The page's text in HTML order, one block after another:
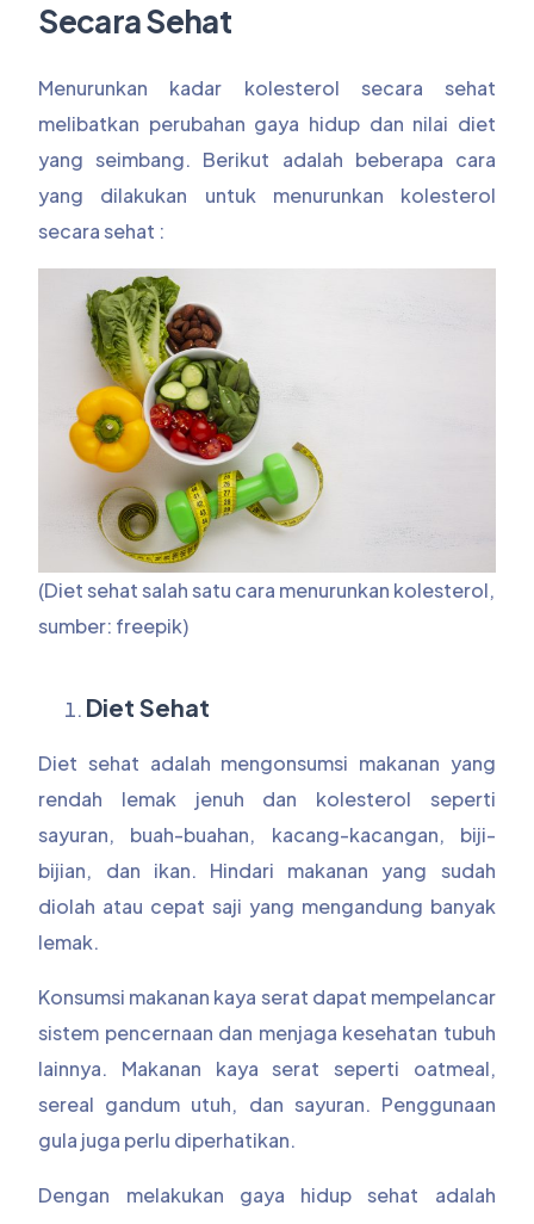
Secara Sehat
Menurunkan kadar kolesterol secara sehat
melibatkan perubahan gaya hidup dan nilai diet
yang seimbang. Berikut adalah beberapa cara
yang dilakukan untuk menurunkan kolesterol
secara sehat :
(Diet sehat salah satu cara menurunkan kolesterol,
sumber: freepik)
Diet Sehat
Diet sehat adalah mengonsumsi makanan yang
rendah lemak jenuh dan kolesterol seperti
sayuran, buah-buahan, kacang-kacangan, biji-
bijian, dan ikan. Hindari makanan yang sudah
diolah atau cepat saji yang mengandung banyak
lemak.
Konsumsi makanan kaya serat dapat mempelancar
sistem pencernaan dan menjaga kesehatan tubuh
lainnya. Makanan kaya serat seperti oatmeal,
sereal gandum utuh, dan sayuran. Penggunaan
gula juga perlu diperhatikan.
Dengan melakukan gaya hidup sehat adalah